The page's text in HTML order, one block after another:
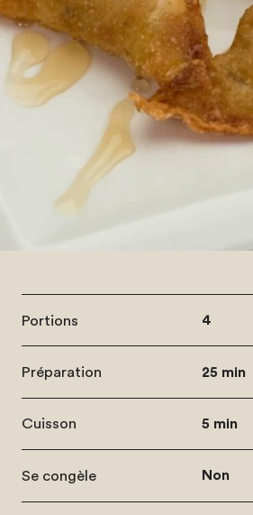
Portions 4
Préparation 25 min
Cuisson 5 min
Se congèle Non